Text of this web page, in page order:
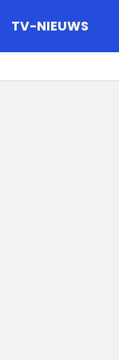
TV-NIEUWS